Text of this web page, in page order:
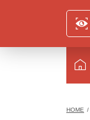
HOME